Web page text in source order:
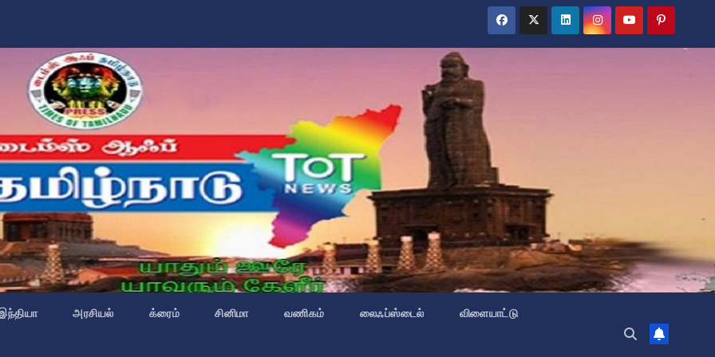
அரசியல் க்ரைம் சினிமா வணிகம் லைஃப்ஸ்டைல் விளையாட்டு